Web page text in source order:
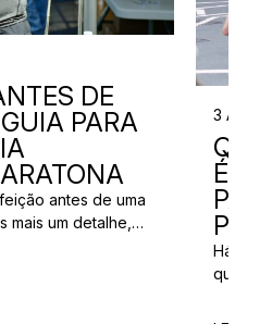
DE
PARA
antes de uma
um detalhe,
3 Ago
ÉS?
Há
quem
para